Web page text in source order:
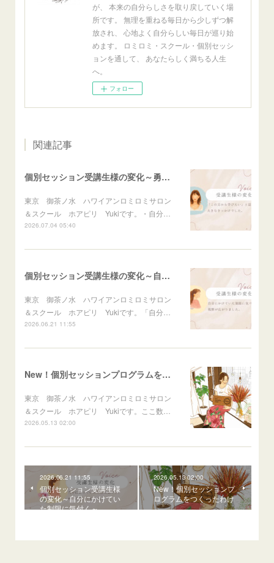
が、 本来の自分らしさを取り戻していく場
所です。 無理を重ねる毎日から少しずつ解
放され、 心地よく自分らしい毎日が巡り始
めます。 ロミロミ・スクール・個別セッシ
ョンを通して、 あなたらしく満ちる人生
へ。
フォロー
関連記事
個別セッション受講生様の変化～勇気を出して進むと変わる未来～
東京 御茶ノ水 ハワイアンロミロミサロン
＆スクール ホアピリ Yukiです。・自分…
2026.07.04 05:40
個別セッション受講生様の変化～自分にかけていた制限に気付く～
東京 御茶ノ水 ハワイアンロミロミサロン
＆スクール ホアピリ Yukiです。「自分…
2026.06.21 11:55
New！個別セッションプログラムをつくったわけ
東京 御茶ノ水 ハワイアンロミロミサロン
＆スクール ホアピリ Yukiです。ここ数…
2026.05.13 02:00
2026.06.21 11:55
個別セッション受講生様
の変化～自分にかけてい
た制限に気付く～
2026.05.13 02:00
New！個別セッションプ
ログラムをつくったわけ